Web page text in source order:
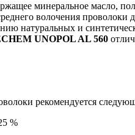
минеральное масло,
волочения
натуральных и
UNOPOL AL 560
рекомендуется
%